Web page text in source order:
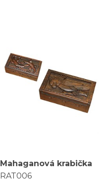
Mahaganová krabička
RAT006